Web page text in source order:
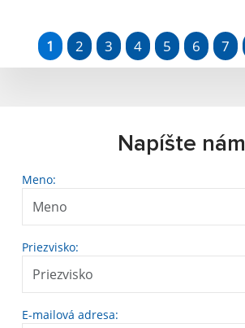
1 2 3 4 5 6 7
Napíšte nám
Meno:
Priezvisko:
E-mailová adresa: